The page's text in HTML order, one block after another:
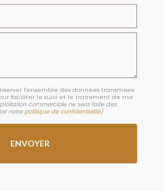
l'ensemble des données transmises
faciliter le suivi et le traitement de ma
commerciale ne sera faite des
notrepolitique de confidentialité)